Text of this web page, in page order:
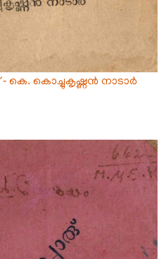
- കെ. കൊച്ചുകൃഷ്ണൻ നാടാർ